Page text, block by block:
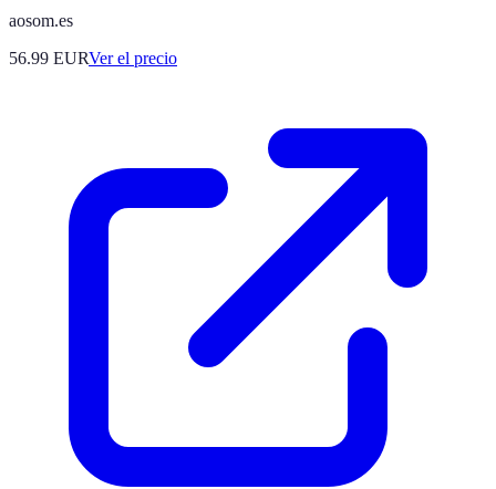
aosom.es
56.99 EURVer el precio